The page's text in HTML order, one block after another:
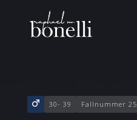
30- 39 Fallnummer 25